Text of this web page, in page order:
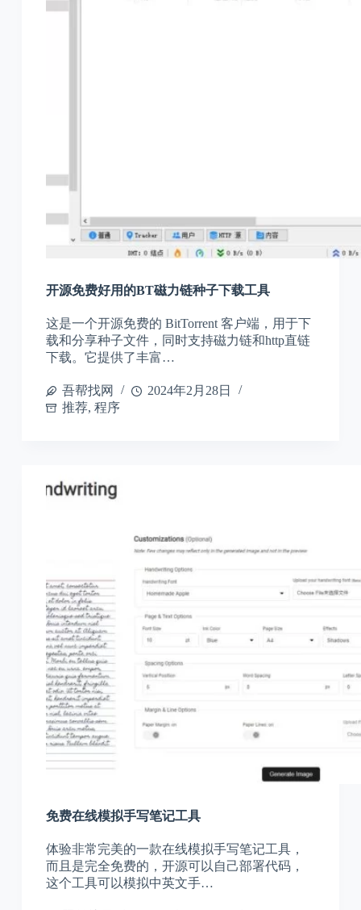
开源免费好用的BT磁力链种子下载工具
这是一个开源免费的 BitTorrent 客户端，用于下
载和分享种子文件，同时支持磁力链和http直链
下载。它提供了丰富…
吾帮找网
2024年2月28日
推荐, 程序
免费在线模拟手写笔记工具
体验非常完美的一款在线模拟手写笔记工具，
而且是完全免费的，开源可以自己部署代码，
这个工具可以模拟中英文手…